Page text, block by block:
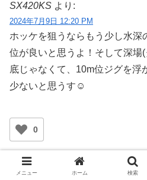
SX420KS より:
2024年7月9日 12:20 PM
ホッケを狙うならもう少し水深
位が良いと思うよ！そして深場
底じゃなくて、10m位ジグを浮
少ないと思うす☺
0
メニュー ホーム 検索